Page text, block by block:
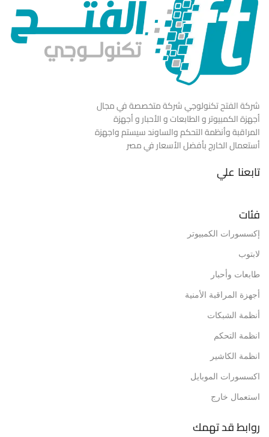
شركة الفتح تكنولوجي شركة متخصصة في مجال
أجهزة الكمبيوتر و الطابعات و الأحبار و أجهزة
المراقبة وأنظمة التحكم والساوند سيستم واجهزة
أستعمال الخارج بأفضل الأسعار في مصر
تابعنا علي
فئات
إكسسورات الكمبيوتر
لابتوب
طابعات وأحبار
أجهزة المراقبة الأمنية
أنظمة الشبكات
انظمة التحكم
انظمة الكاشير
اكسسورات الموبايل
استعمال خارج
روابط قد تهمك